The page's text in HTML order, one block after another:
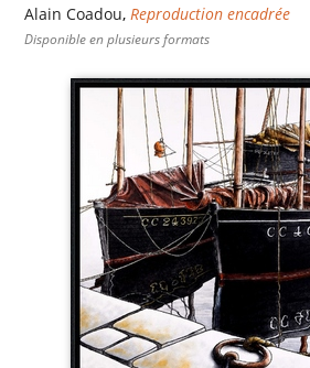
Alain Coadou, Reproduction encadrée
Disponible en plusieurs formats